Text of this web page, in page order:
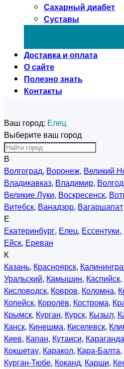
Сахарный диабет
Суставы
Доставка и оплата
О сайте
Полезно знать
Контакты
Ваш город: Елец
Выберите ваш город
В
Волгоград, Воронеж, Великий
Владикавказ, Владимир,
Великие Луки, Воскресенск,
Витебск, Ванадзор, Вагаршапат
Е
Екатеринбург, Елец, Ессентуки,
Ейск, Ереван
К
Казань, Красноярск,
Уральский, Камышин, Каспийск,
Кисловодск, Ковров, Коломна,
Копейск, Королёв, Кострома,
Крымск, Курган, Курск, Кызыл,
Канск, Кинешма, Киселевск,
Киев, Капан, Кутаиси, Караганда
Кокшетау, Каракол, Кара-Балта,
Курган-Тюбе, Коканд, Карши,